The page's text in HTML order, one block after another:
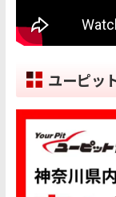
ユーピッ